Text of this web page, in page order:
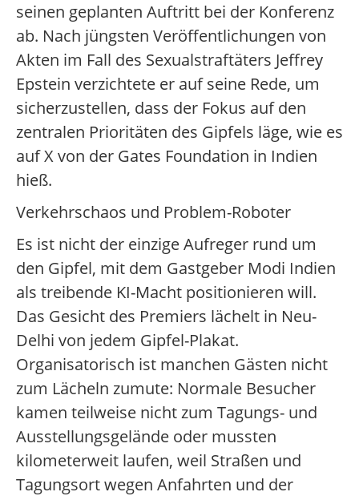
seinen geplanten Auftritt bei der Konferenz
ab. Nach jüngsten Veröffentlichungen von
Akten im Fall des Sexualstraftäters Jeffrey
Epstein verzichtete er auf seine Rede, um
sicherzustellen, dass der Fokus auf den
zentralen Prioritäten des Gipfels läge, wie es
auf X von der Gates Foundation in Indien
hieß.
Verkehrschaos und Problem-Roboter
Es ist nicht der einzige Aufreger rund um
den Gipfel, mit dem Gastgeber Modi Indien
als treibende KI-Macht positionieren will.
Das Gesicht des Premiers lächelt in Neu-
Delhi von jedem Gipfel-Plakat.
Organisatorisch ist manchen Gästen nicht
zum Lächeln zumute: Normale Besucher
kamen teilweise nicht zum Tagungs- und
Ausstellungsgelände oder mussten
kilometerweit laufen, weil Straßen und
Tagungsort wegen Anfahrten und der